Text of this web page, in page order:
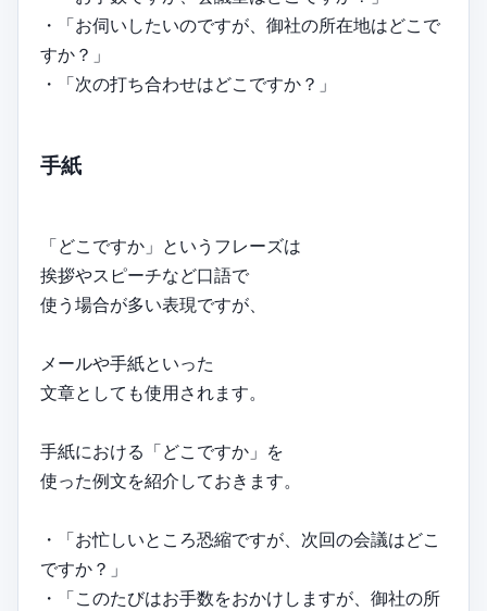
・「お伺いしたいのですが、御社の所在地はどこで
すか？」
・「次の打ち合わせはどこですか？」
手紙
「どこですか」というフレーズは
挨拶やスピーチなど口語で
使う場合が多い表現ですが、
メールや手紙といった
文章としても使用されます。
手紙における「どこですか」を
使った例文を紹介しておきます。
・「お忙しいところ恐縮ですが、次回の会議はどこ
ですか？」
・「このたびはお手数をおかけしますが、御社の所